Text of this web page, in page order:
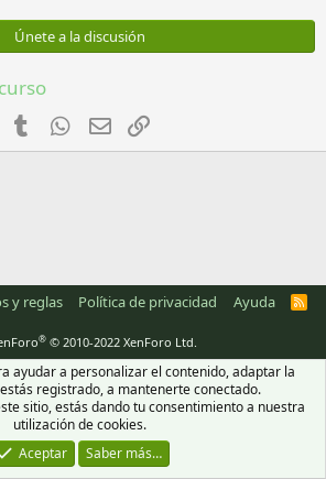
0
s
a
Únete a la discusión
PinterestTumblr WhatsApp
Email
y reglas Política de privacidad Ayuda
R
® © 2010-2022 XenForo Ltd.
ayudar a personalizar el contenido, adaptar la
registrado, a mantenerte conectado.
sitio, estás dando tu consentimiento a nuestra
utilización de cookies.
Aceptar
Saber más…